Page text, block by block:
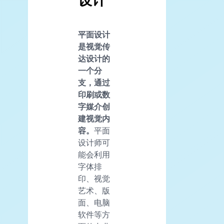
平面设计
是视觉传
达设计的
一个分
支，通过
印刷或数
字媒介创
建视觉内
容。 平面
设计师可
能会利用
字体排
印、视觉
艺术、版
面、电脑
软件等方